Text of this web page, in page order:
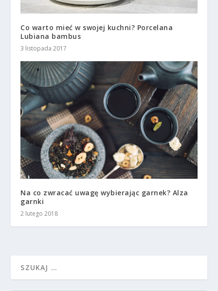
Co warto mieć w swojej kuchni? Porcelana
Lubiana bambus
3 listopada 2017
Na co zwracać uwagę wybierając garnek? Alza
garnki
2 lutego 2018